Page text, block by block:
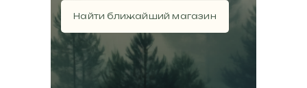
Найти ближайший магазин